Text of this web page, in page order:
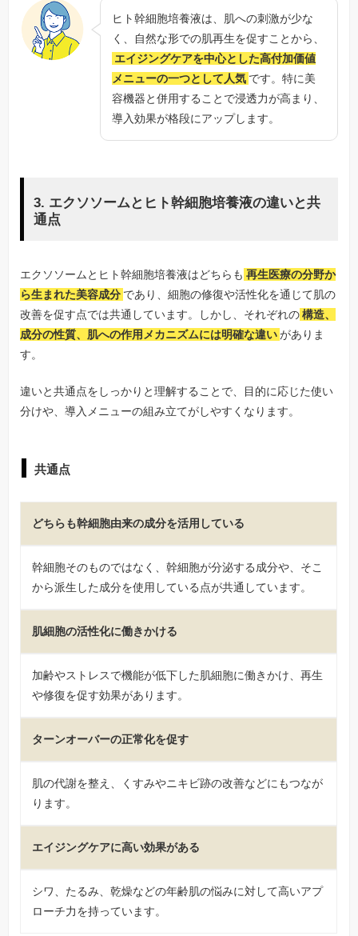
ヒト幹細胞培養液は、肌への刺激が少な
く、自然な形での肌再生を促すことから、
エイジングケアを中心とした高付加価値
メニューの一つとして人気 です。特に美
容機器と併用することで浸透力が高まり、
導入効果が格段にアップします。
3. エクソソームとヒト幹細胞培養液の違いと共
通点
エクソソームとヒト幹細胞培養液はどちらも 再生医療の分野か
ら生まれた美容成分 であり、細胞の修復や活性化を通じて肌の
改善を促す点では共通しています。しかし、それぞれの構造、
成分の性質、肌への作用メカニズムには明確な違いがありま
す。
違いと共通点をしっかりと理解することで、目的に応じた使い
分けや、導入メニューの組み立てがしやすくなります。
共通点
どちらも幹細胞由来の成分を活用している
幹細胞そのものではなく、幹細胞が分泌する成分や、そこ
から派生した成分を使用している点が共通しています。
肌細胞の活性化に働きかける
加齢やストレスで機能が低下した肌細胞に働きかけ、再生
や修復を促す効果があります。
ターンオーバーの正常化を促す
肌の代謝を整え、くすみやニキビ跡の改善などにもつなが
ります。
エイジングケアに高い効果がある
シワ、たるみ、乾燥などの年齢肌の悩みに対して高いアプ
ローチ力を持っています。